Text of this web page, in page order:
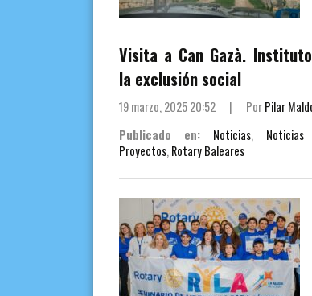
Visita a Can Gazà.
la exclusión social
19 marzo, 2025 20:52 | PorPilar
Publicado en:
Noticias,
Proyectos, Rotary Baleares